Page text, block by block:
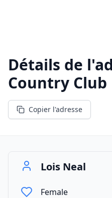
Détails de
Country Club
Copier l'adresse
Lois Neal
Female